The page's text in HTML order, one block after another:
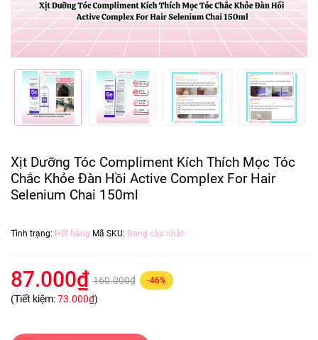
Xịt Dưỡng Tóc Compliment Kích Thích Mọc Tóc
Chắc Khỏe Đàn Hồi Active Complex For Hair
Selenium Chai 150ml
Tình trạng: Hết hàng Mã SKU: Đang cập nhật
87.000₫ 160.000₫ -46%
(Tiết kiệm:73.000₫)